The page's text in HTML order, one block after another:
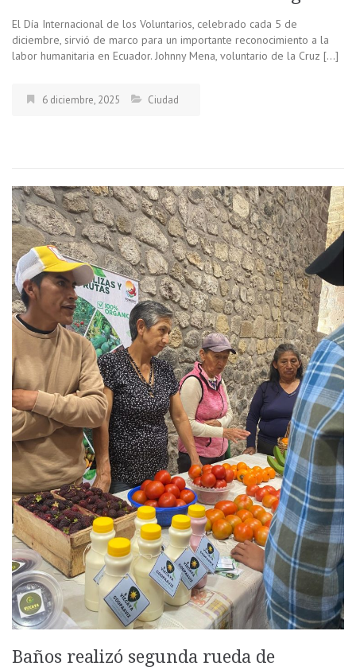
El Día Internacional de los Voluntarios, celebrado cada 5 de
diciembre, sirvió de marco para un importante reconocimiento a la
labor humanitaria en Ecuador. Johnny Mena, voluntario de la Cruz […]
6 diciembre, 2025 Ciudad
Baños realizó segunda rueda de